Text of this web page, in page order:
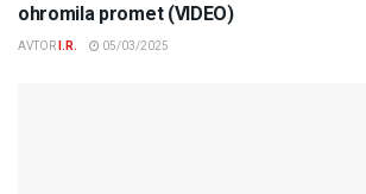
ohromila promet (VIDEO)
AVTOR I.R. 05/03/2025